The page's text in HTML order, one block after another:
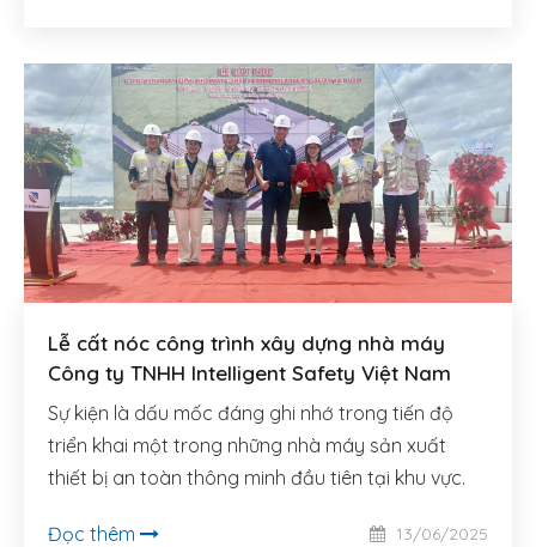
Lễ cất nóc công trình xây dựng nhà máy
Công ty TNHH Intelligent Safety Việt Nam
Sự kiện là dấu mốc đáng ghi nhớ trong tiến độ
triển khai một trong những nhà máy sản xuất
thiết bị an toàn thông minh đầu tiên tại khu vực.
Đọc thêm 13/06/2025